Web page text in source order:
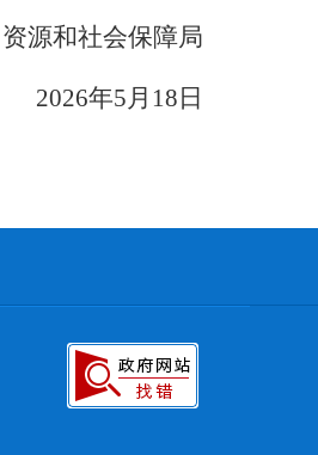
源和社会保障局
2026年5月18日